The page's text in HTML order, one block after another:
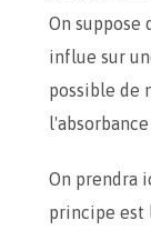
On suppose
influe sur
possible de
On prendra
principe est